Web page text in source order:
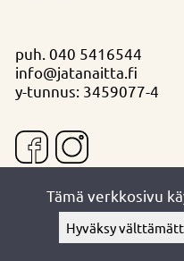
puh. 040 5416544
info@jatanaitta.fi
y-tunnus: 3459077-4
Tämä verkkosivu
Hyväksy